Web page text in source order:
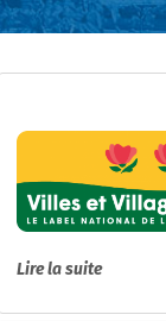
Lire la suite